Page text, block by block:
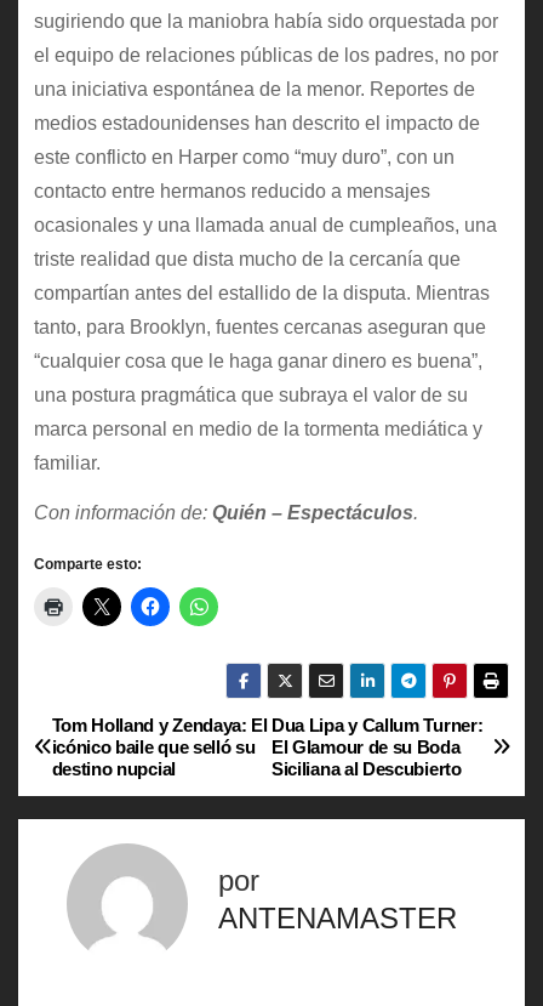
sugiriendo que la maniobra había sido orquestada por
el equipo de relaciones públicas de los padres, no por
una iniciativa espontánea de la menor. Reportes de
medios estadounidenses han descrito el impacto de
este conflicto en Harper como “muy duro”, con un
contacto entre hermanos reducido a mensajes
ocasionales y una llamada anual de cumpleaños, una
triste realidad que dista mucho de la cercanía que
compartían antes del estallido de la disputa. Mientras
tanto, para Brooklyn, fuentes cercanas aseguran que
“cualquier cosa que le haga ganar dinero es buena”,
una postura pragmática que subraya el valor de su
marca personal en medio de la tormenta mediática y
familiar.
Con información de: Quién – Espectáculos.
Comparte esto:
N
a
Dua Lipa y Callum Turner:
El Glamour de su Boda
Siciliana al Descubierto
Tom Holland y Zendaya: El
icónico baile que selló su
destino nupcial
por
ANTENAMASTER